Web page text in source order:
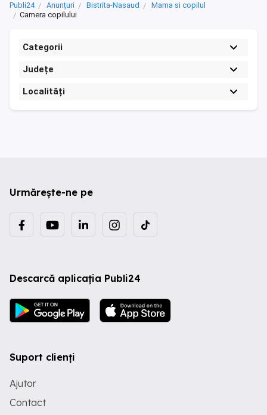
Publi24 Anunțuri Bistrita-Nasaud
Mama si copilul
Camera copilului
Categorii
Județe
Localități
Urmărește-ne pe
Descarcă aplicația Publi24
Suport clienți
Ajutor
Contact